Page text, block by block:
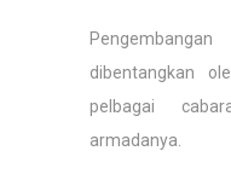
dibentangkan
pelbagai
armadanya.